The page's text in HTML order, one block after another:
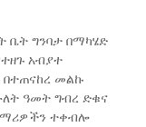
ቤት ግንባታ በማካሄድ
አብያተ
በተጠናከረ መልኩ
ዓመት ግብረ ድቁና
ተቀብሎ